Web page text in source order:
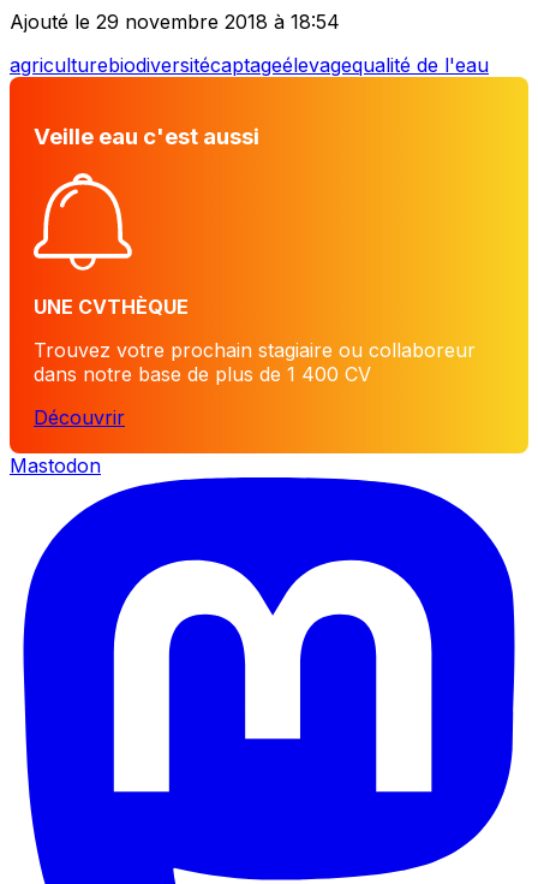
Ajouté le 29 novembre 2018 à 18:54
agriculturebiodiversitécaptageélevagequalité de l'eau
Veille eau c'est aussi
UNE CVTHÈQUE
Trouvez votre prochain stagiaire ou collaboreur
dans notre base de plus de 1 400 CV
Découvrir
Mastodon